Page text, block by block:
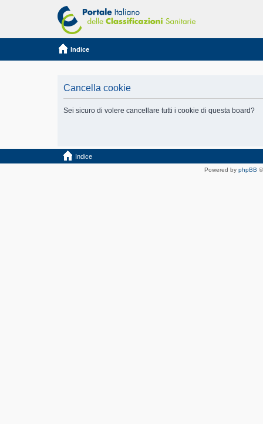
Indice
Cancella cookie
Sei sicuro di volere cancellare tutti i cookie di questa board?
Indice
Powered by phpBB